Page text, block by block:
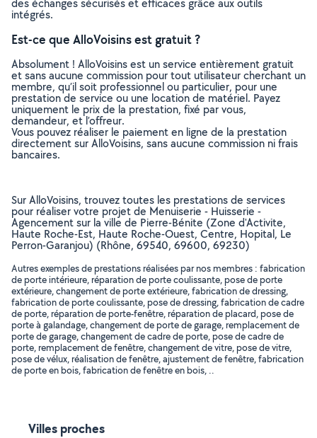
des échanges sécurisés et efficaces grâce aux outils
intégrés.
Est-ce que AlloVoisins est gratuit ?
Absolument ! AlloVoisins est un service entièrement gratuit
et sans aucune commission pour tout utilisateur cherchant un
membre, qu’il soit professionnel ou particulier, pour une
prestation de service ou une location de matériel. Payez
uniquement le prix de la prestation, fixé par vous,
demandeur, et l’offreur.
Vous pouvez réaliser le paiement en ligne de la prestation
directement sur AlloVoisins, sans aucune commission ni frais
bancaires.
Sur AlloVoisins, trouvez toutes les prestations de services
pour réaliser votre projet de Menuiserie - Huisserie -
Agencement sur la ville de Pierre-Bénite (Zone d'Activite,
Haute Roche-Est, Haute Roche-Ouest, Centre, Hopital, Le
Perron-Garanjou) (Rhône, 69540, 69600, 69230)
Autres exemples de prestations réalisées par nos membres : fabrication
de porte intérieure, réparation de porte coulissante, pose de porte
extérieure, changement de porte extérieure, fabrication de dressing,
fabrication de porte coulissante, pose de dressing, fabrication de cadre
de porte, réparation de porte-fenêtre, réparation de placard, pose de
porte à galandage, changement de porte de garage, remplacement de
porte de garage, changement de cadre de porte, pose de cadre de
porte, remplacement de fenêtre, changement de vitre, pose de vitre,
pose de vélux, réalisation de fenêtre, ajustement de fenêtre, fabrication
de porte en bois, fabrication de fenêtre en bois, ..
Villes proches